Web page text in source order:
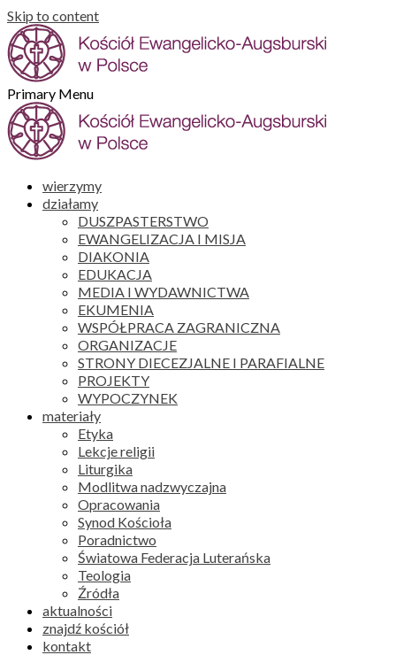
Skip to content
Primary Menu
wierzymy
działamy
DUSZPASTERSTWO
EWANGELIZACJA I MISJA
DIAKONIA
EDUKACJA
MEDIA I WYDAWNICTWA
EKUMENIA
WSPÓŁPRACA ZAGRANICZNA
ORGANIZACJE
STRONY DIECEZJALNE I PARAFIALNE
PROJEKTY
WYPOCZYNEK
materiały
Etyka
Lekcje religii
Liturgika
Modlitwa nadzwyczajna
Opracowania
Synod Kościoła
Poradnictwo
Światowa Federacja Luterańska
Teologia
Źródła
aktualności
znajdź kościół
kontakt